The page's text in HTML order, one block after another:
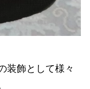
装飾として様々